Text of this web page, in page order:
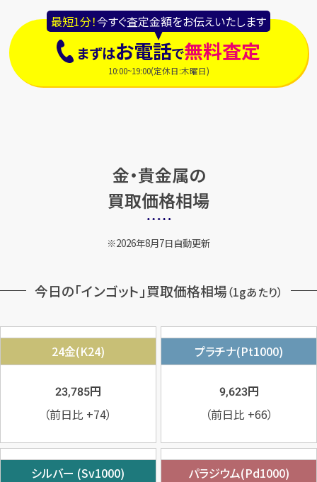
最短1分！今すぐ査定金額をお伝えいたします
まずはお電話で無料査定
10:00~19:00(定休日:木曜日)
金・貴金属の
買取価格相場
2026年8月7日自動更新
今日の「インゴット」買取価格相場（1gあたり）
24金(K24)
23,785円
（前日比 +74）
プラチナ(Pt1000)
9,623円
（前日比 +66）
シルバー (Sv1000) パラジウム(Pd1000)